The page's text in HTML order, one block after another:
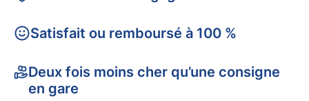
Satisfait ou remboursé à 100 %
Deux fois moins cher qu’une consigne
en gare